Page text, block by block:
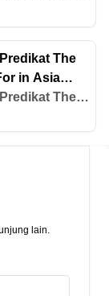
The
in Asia
The
in Asia
lain.